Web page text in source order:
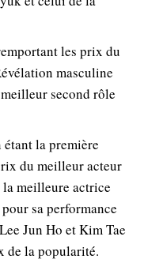
les prix du
masculine
second rôle
la première
du meilleur acteur
meilleure actrice
sa performance
Jun Ho et Kim Tae
de la popularité.